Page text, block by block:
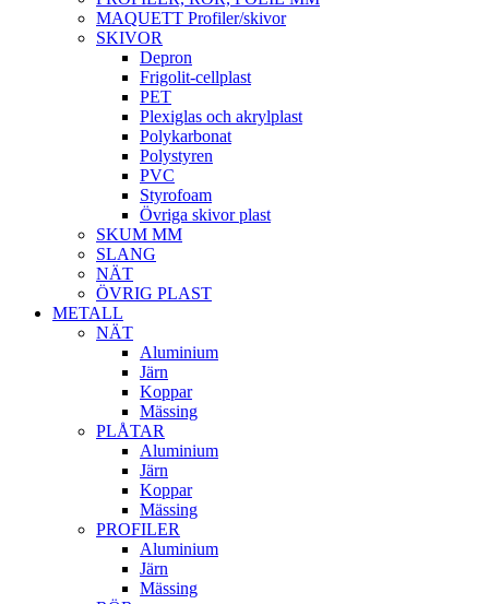
MAQUETT Profiler/skivor
SKIVOR
Depron
Frigolit-cellplast
PET
Plexiglas och akrylplast
Polykarbonat
Polystyren
PVC
Styrofoam
Övriga skivor plast
SKUM MM
SLANG
NÄT
ÖVRIG PLAST
METALL
NÄT
Aluminium
Järn
Koppar
Mässing
PLÅTAR
Aluminium
Järn
Koppar
Mässing
PROFILER
Aluminium
Järn
Mässing